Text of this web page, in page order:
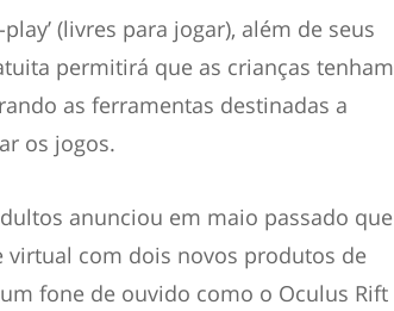
play’ (livres para jogar), além de seus
permitirá que as crianças tenham
as ferramentas destinadas a
os jogos.
anunciou em maio passado que
virtual com dois novos produtos de
fone de ouvido como o Oculus Rift